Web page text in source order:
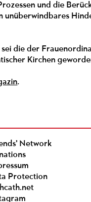
und die
unüberwindbares
die der
Kirchen
.
Network
Protection